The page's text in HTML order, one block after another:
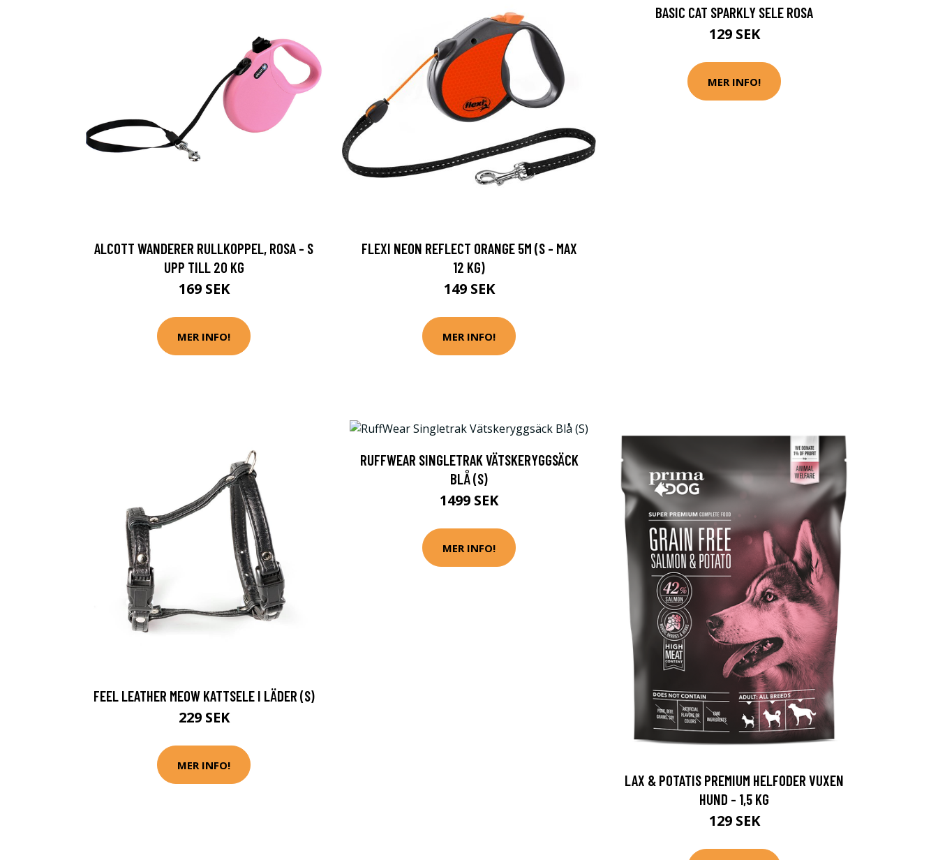
ALCOTT WANDERER RULLKOPPEL, ROSA - S
UPP TILL 20 KG
169 SEK
MER INFO!
FLEXI NEON REFLECT ORANGE 5M (S - MAX
12 KG)
149 SEK
MER INFO!
BASIC CAT SPARKLY SELE ROSA
129 SEK
MER INFO!
FEEL LEATHER MEOW KATTSELE I LÄDER (S)
229 SEK
MER INFO!
RUFFWEAR SINGLETRAK VÄTSKERYGGSÄCK
BLÅ (S)
1499 SEK
MER INFO!
LAX & POTATIS PREMIUM HELFODER VUXEN
HUND - 1,5 KG
129 SEK